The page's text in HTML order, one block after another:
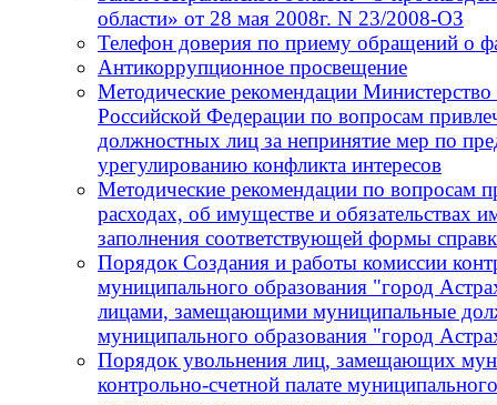
области» от 28 мая 2008г. N 23/2008-ОЗ
Телефон доверия по приему обращений о
Антикоррупционное просвещение
Методические рекомендации
Российской Федерации по вопросам
должностных лиц за непринятие мер по
урегулированию конфликта интересов
Методические рекомендации по вопросам
расходах, об имуществе и обязательствах
заполнения соответствующей формы
Порядок Создания и работы комиссии
муниципального образования "город
лицами, замещающими муниципальные
муниципального образования "город
Порядок увольнения лиц, замещающих
контрольно-счетной палате